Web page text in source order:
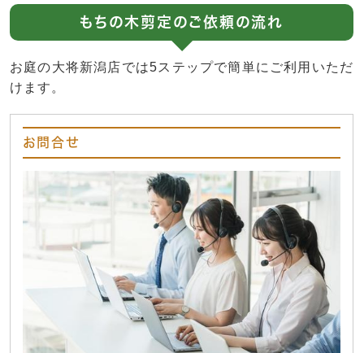
もちの木剪定のご依頼の流れ
お庭の大将新潟店では5ステップで簡単にご利用いただ
けます。
お問合せ